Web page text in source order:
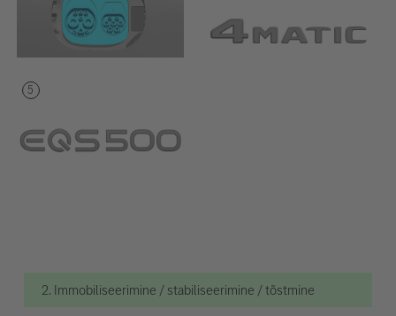
2. Immobiliseerimine / stabiliseerimine / tõstmine